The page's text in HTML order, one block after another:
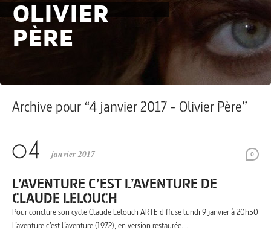
OLIVIER
PÈRE
Archive pour “4 janvier 2017 - Olivier Père”
0
janvier 2017
L’AVENTURE C’EST L’AVENTURE DE
CLAUDE LELOUCH
Pour conclure son cycle Claude Lelouch ARTE diffuse lundi 9 janvier à 20h50
L’aventure c’est l’aventure (1972), en version restaurée.…